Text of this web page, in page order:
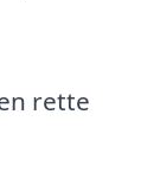
rette